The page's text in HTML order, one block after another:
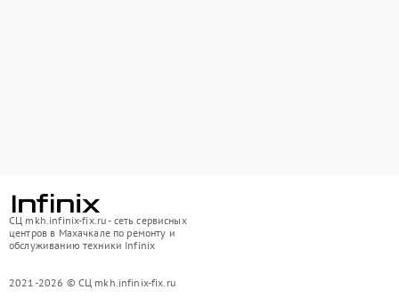
СЦ mkh.infinix-fix.ru - сеть сервисных
центров в Махачкале по ремонту и
обслуживанию техники Infinix
2021-2026 © СЦ mkh.infinix-fix.ru